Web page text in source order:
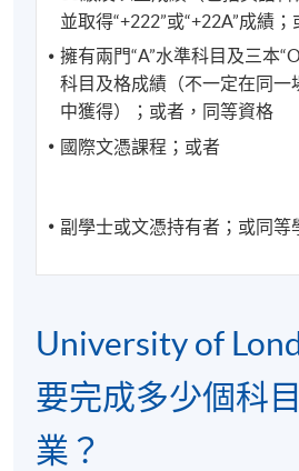
法域的司法機構提供學歷和課程
在當地的學習和生活。
畢業典禮
港大專業進修學院和倫敦大學的學位頒發典
並取得“+222”或“+22A”成績；
擁有兩門“A”水準科目及三本
科目及格成績（不一定在同一
中獲得）；或者，同等資格
國際文憑課程；或者
副學士或文憑持有者；或同等
University of
要完成多少個科
業？